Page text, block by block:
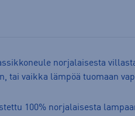
norjalaisesta
tai vaikka lämpöä tuomaan
100% norjalaisesta